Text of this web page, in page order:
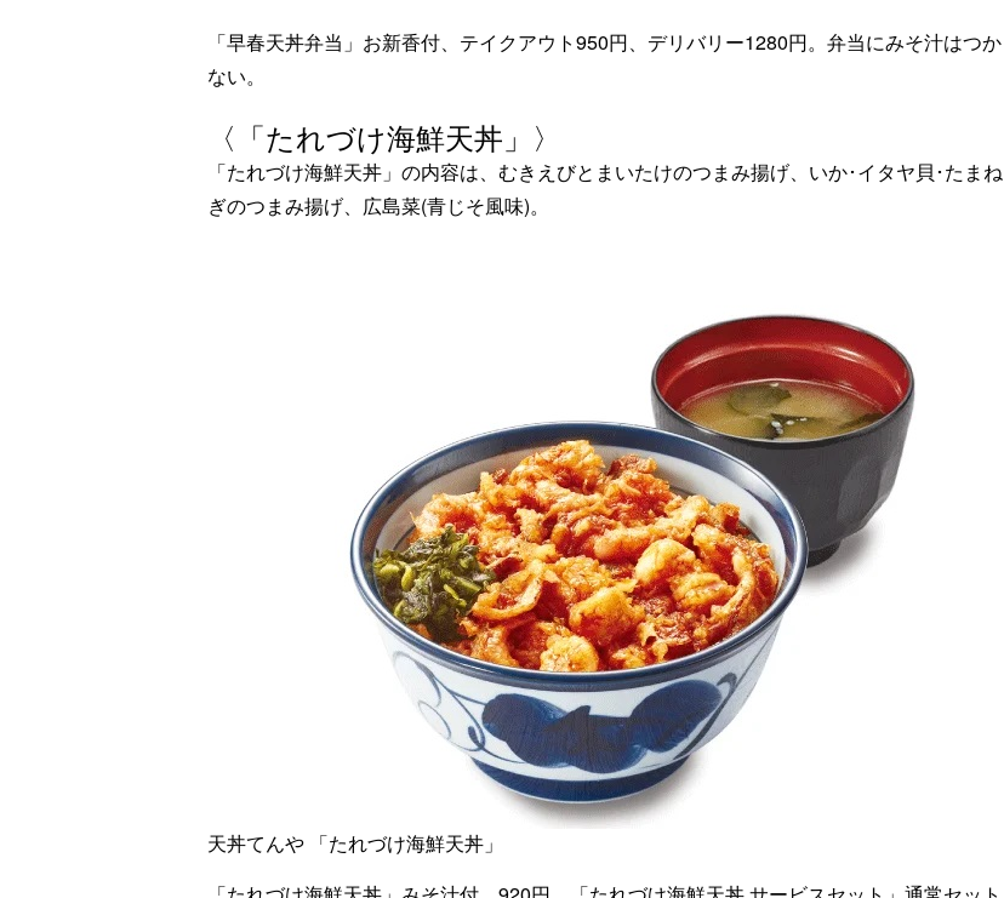
「早春天丼弁当」お新香付、テイクアウト950円、デリバリー1280円。弁当にみそ汁はつか
ない。
〈「たれづけ海鮮天丼」〉
「たれづけ海鮮天丼」の内容は、むきえびとまいたけのつまみ揚げ、いか･イタヤ貝･たまね
ぎのつまみ揚げ、広島菜(青じそ風味)。
天丼てんや 「たれづけ海鮮天丼」